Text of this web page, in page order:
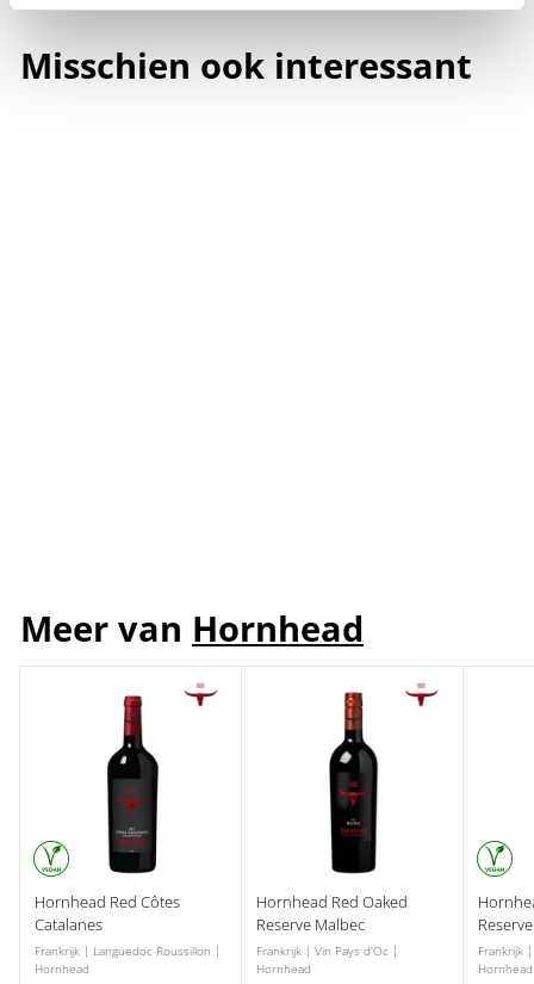
Misschien ook interessant
Meer van Hornhead
Hornhead Red Côtes
Catalanes
Frankrijk | Languedoc Roussillon |
Hornhead
Hornhead Red Oaked
Reserve Malbec
Frankrijk | Vin Pays d'Oc |
Hornhead
Frankrijk
Hornhead